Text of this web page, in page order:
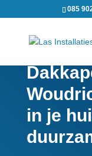
085
in je